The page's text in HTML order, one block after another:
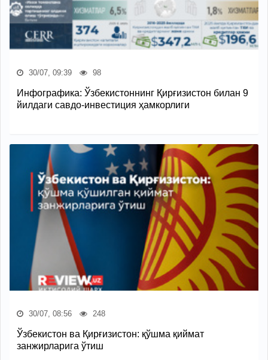
30/07, 09:39 98
Инфографика: Ўзбекистоннинг Қирғизистон билан 9
йилдаги савдо-инвестиция ҳамкорлиги
30/07, 08:56 248
Ўзбекистон ва Қирғизистон: қўшма қиймат
занжирларига ўтиш